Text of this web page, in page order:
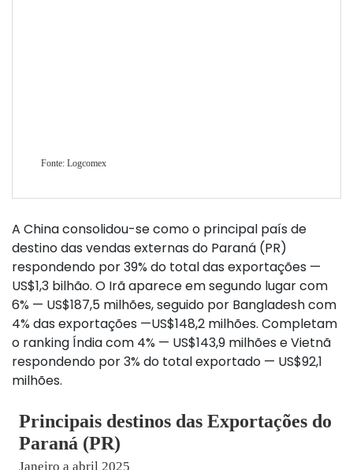
A China consolidou-se como o principal país de
destino das vendas externas do Paraná (PR)
respondendo por 39% do total das exportações —
US$1,3 bilhão. O Irã aparece em segundo lugar com
6% — US$187,5 milhões, seguido por Bangladesh com
4% das exportações —US$148,2 milhões. Completam
o ranking Índia com 4% — US$143,9 milhões e Vietnã
respondendo por 3% do total exportado — US$92,1
milhões.